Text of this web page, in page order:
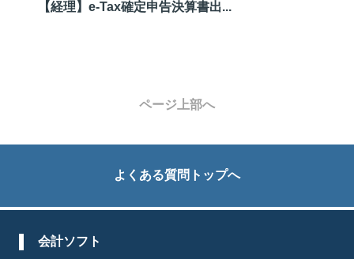
【経理】e-Tax確定申告決算書出...
ページ上部へ
よくある質問トップへ
会計ソフト